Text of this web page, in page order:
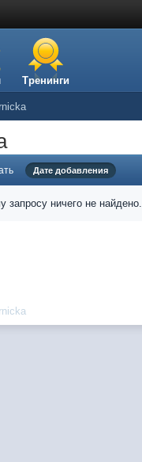
Тренинги
Дате добавления
запросу ничего не найдено.